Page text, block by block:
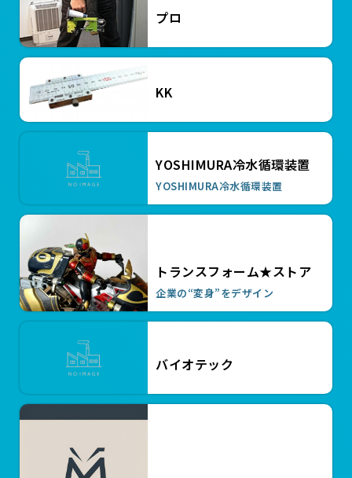
ハイトルクボルト HTB1675
￥4,730
ハイトルクボルト HTB1670
￥4,620
ハイトルクボルト HTB1660
￥4,620
ハイトルクワッシャー HTW36
￥5,060
ハイトルクワッシャー HTW24
￥4,070
ハイトルクワッシャー HTW20
￥2,970
ハイトルクワッシャー HTW16
￥2,200
ハイトルクワッシャー HTW12
ハイトルクナット HTN36
￥9,570
￥8,360
プロ
KK
YOSHIMURA冷水循環装置
YOSHIMURA冷水循環装置
企業の“変身”をデザイン
トランスフォーム★ストア
バイオテック